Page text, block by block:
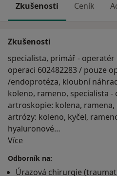
Zkušenosti Ceník
Zkušenosti
specialista, primář -
operaci 602482283 / pouze
/endoprotéza, kloubní
koleno, rameno, specialista
artroskopie: kolena, ramena,
artrózy: koleno, kyčel,
hyaluronové
20 let zkušeností v ortopedii z
zahraničí / FNMotol,
školitel pro ortopedii
Více
Odborník na:
Úrazová chirurgie